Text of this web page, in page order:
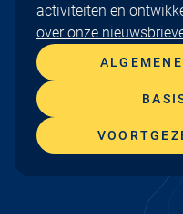
activiteiten en
over onze